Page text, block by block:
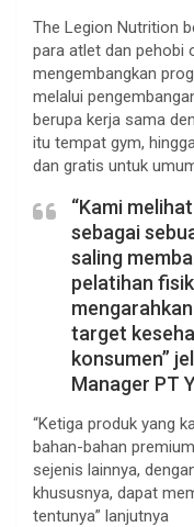
The Legion Nutrition
para atlet dan pehobi
mengembangkan
melalui
berupa kerja sama
itu tempat gym,
dan gratis untuk
“Kami
sebagai
saling
pelatihan
target
konsumen”
Manager PT
“Ketiga produk yang
bahan-bahan
sejenis lainnya,
khususnya, dapat
tentunya” lanjutnya